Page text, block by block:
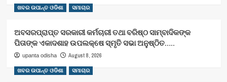
ଖବର ଉପାନ୍ତ ଓଡିଶା ସମାଚାର
ଅବସରପ୍ରାପ୍ତ ସରକାରୀ କର୍ମଚାରୀ ତଥା ବରିଷ୍ଠ ସାମ୍ବାଦିକଙ୍କ
ପିତାଙ୍କ ଏକାଦଶାହ ଉପଲକ୍ଷେ ସ୍ମୃତି ସଭା ଅନୁଷ୍ଠିତ…..
upanta odisha August 8, 2026
ଖବର ଉପାନ୍ତ ଓଡିଶା ସମାଚାର